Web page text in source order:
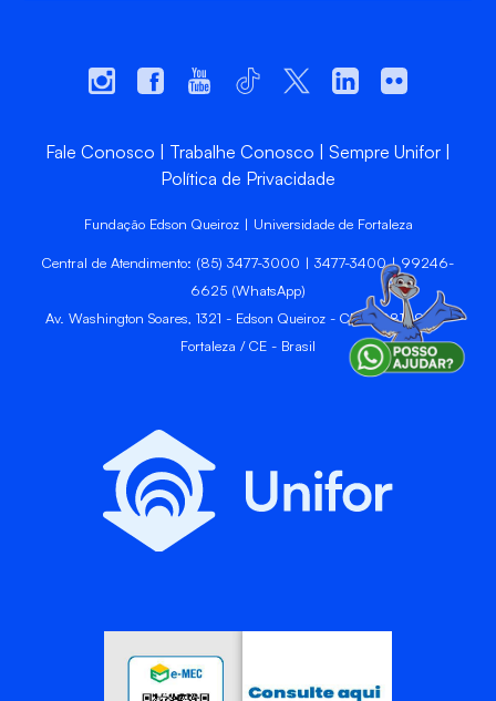
Fale Conosco Trabalhe Conosco
Sempre Unifor
Política de Privacidade
Fundação Edson Queiroz | Universidade de Fortaleza
Central de Atendimento: (85) 3477-3000 | 3477-3400 | 99246-
6625 (WhatsApp)
Av. Washington Soares, 1321 - Edson Queiroz - CEP 60811-905 -
Fortaleza / CE - Brasil